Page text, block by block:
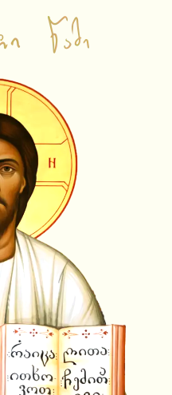
საწყისი გვერდი
ვიდეო ჩანაწერები
ამბიონის ქადაგებები
საჯარო შეხვედრები
ლექციები
სატელევიზიო გადაცემები
სხვა
ამონარიდები
ვიდეოამონარიდები
ტექსტური ამონარიდები
YouTube Shorts
სიახლეები
აუდიო ჩანაწერები
აუდიო ჩანაწერები 2023
აუდიო ჩანაწერები 2022